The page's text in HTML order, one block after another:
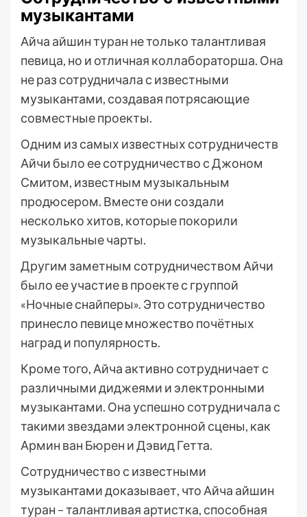
музыкантами
Айча айшин туран не только талантливая
певица, но и отличная коллабораторша. Она
не раз сотрудничала с известными
музыкантами, создавая потрясающие
совместные проекты.
Одним из самых известных сотрудничеств
Айчи было ее сотрудничество с Джоном
Смитом, известным музыкальным
продюсером. Вместе они создали
несколько хитов, которые покорили
музыкальные чарты.
Другим заметным сотрудничеством Айчи
было ее участие в проекте с группой
«Ночные снайперы». Это сотрудничество
принесло певице множество почётных
наград и популярность.
Кроме того, Айча активно сотрудничает с
различными диджеями и электронными
музыкантами. Она успешно сотрудничала с
такими звездами электронной сцены, как
Армин ван Бюрен и Дэвид Гетта.
Сотрудничество с известными
музыкантами доказывает, что Айча айшин
туран – талантливая артистка, способная